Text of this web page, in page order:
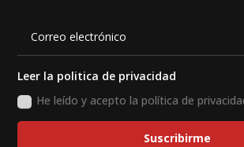
Leer la politica de privacidad
He leído y acepto la política de
Suscribirme